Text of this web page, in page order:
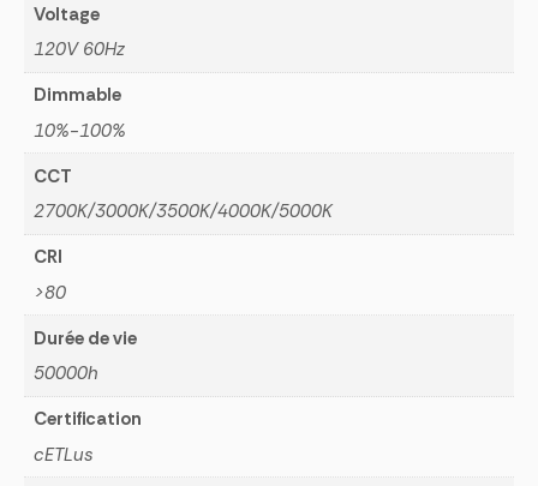
Voltage
120V 60Hz
Dimmable
10%-100%
CCT
2700K/3000K/3500K/4000K/5000K
CRI
>80
Durée de vie
50000h
Certification
cETLus